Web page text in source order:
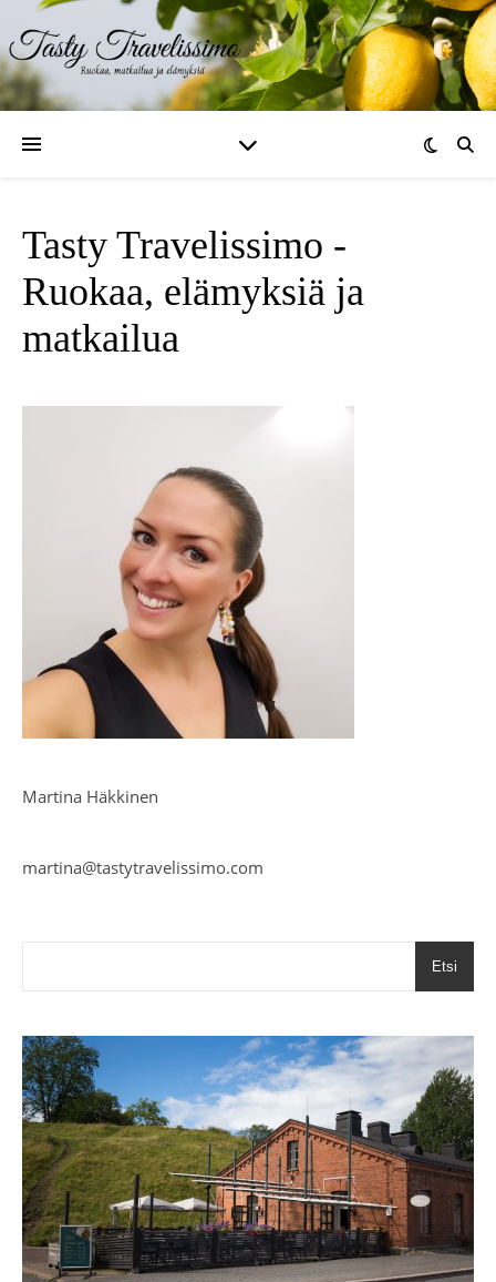
Tasty Travelissimo -
Ruokaa, elämyksiä ja
matkailua
Martina Häkkinen
martina@tastytravelissimo.com
Etsi